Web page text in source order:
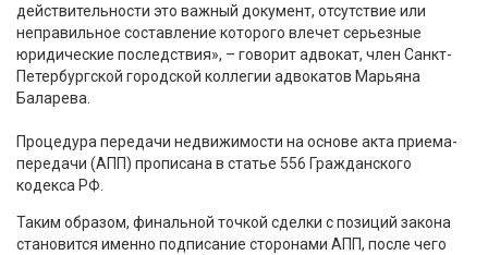
действительности это важный документ, отсутствие или
неправильное составление которого влечет серьезные
юридические последствия», – говорит адвокат, член Санкт-
Петербургской городской коллегии адвокатов Марьяна
Баларева.
Процедура передачи недвижимости на основе акта приема-
передачи (АПП) прописана в статье 556 Гражданского
кодекса РФ.
Таким образом, финальной точкой сделки с позиций закона
становится именно подписание сторонами АПП, после чего